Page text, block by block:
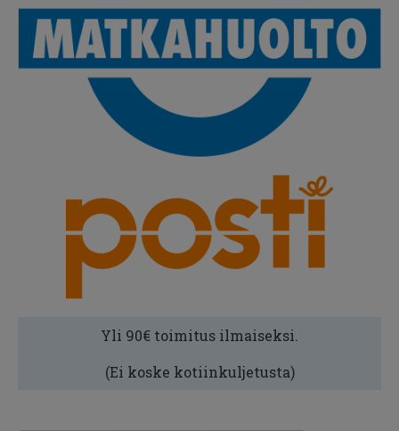
Yli 90€ toimitus ilmaiseksi.
(Ei koske kotiinkuljetusta)